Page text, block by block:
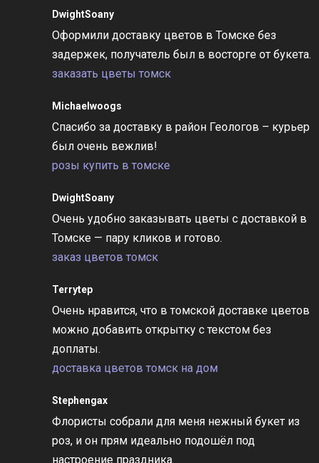
DwightSoany
Оформили доставку цветов в Томске без
задержек, получатель был в восторге от букета.
заказать цветы томск
Michaelwoogs
Спасибо за доставку в район Геологов – курьер
был очень вежлив!
розы купить в томске
DwightSoany
Очень удобно заказывать цветы с доставкой в
Томске — пару кликов и готово.
заказ цветов томск
Terrytep
Очень нравится, что в томской доставке цветов
можно добавить открытку с текстом без
доплаты.
доставка цветов томск на дом
Stephengax
Флористы собрали для меня нежный букет из
роз, и он прям идеально подошёл под
настроение праздника.